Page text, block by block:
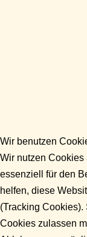
Wir benutzen
Wir nutzen Cookies
essenziell für den
helfen, diese
(Tracking
Cookies zulassen